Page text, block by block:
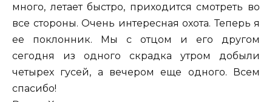
много, летает быстро, приходится смотреть во
все стороны. Очень интересная охота. Теперь я
ее поклонник. Мы с отцом и его другом
сегодня из одного скрадка утром добыли
четырех гусей, а вечером еще одного. Всем
спасибо!